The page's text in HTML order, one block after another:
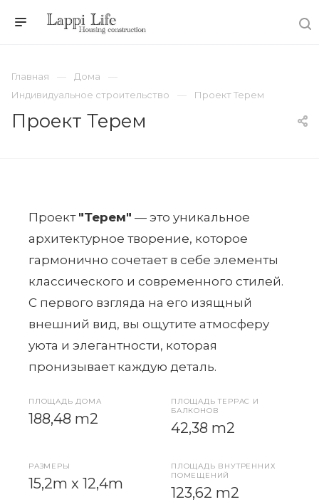
Главная
Дома
Индивидуальное строительство
Проект Терем
Проект Терем
Проект "Терем" — это уникальное
архитектурное творение, которое
гармонично сочетает в себе элементы
классического и современного стилей.
С первого взгляда на его изящный
внешний вид, вы ощутите атмосферу
уюта и элегантности, которая
пронизывает каждую деталь.
ПЛОЩАДЬ ДОМА
188,48 m2
ПЛОЩАДЬ ТЕРРАС И
БАЛКОНОВ
42,38 m2
РАЗМЕРЫ
15,2m x 12,4m
ПЛОЩАДЬ ВНУТРЕННИХ
ПОМЕЩЕНИЙ
123,62 m2